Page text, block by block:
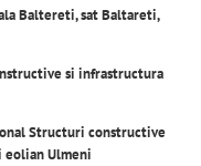
Baltereti, sat Baltareti,
si infrastructura
Structuri constructive
eolian Ulmeni